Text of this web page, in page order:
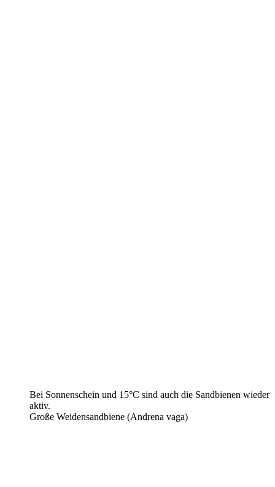
Bei Sonnenschein und 15°C sind auch die Sandbienen wieder
aktiv.
Große Weidensandbiene (Andrena vaga)